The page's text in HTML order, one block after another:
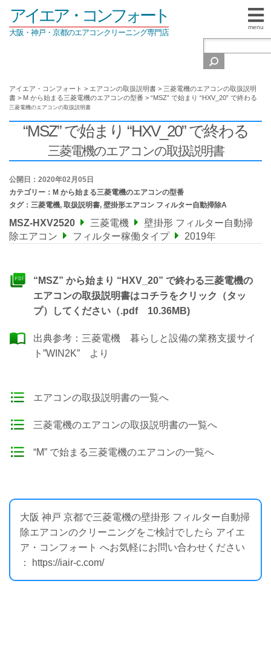
menu
アイエア・コンフォート
大阪・神戸・京都のエアコンクリーニング専門店
アイエア・コンフォート > エアコンの取扱説明書 > 三菱電機のエアコンの取扱説明
書 > M から始まる三菱電機のエアコンの型番 > “MSZ” で始まり “HXV_20” で終わる
三菱電機のエアコンの取扱説明書
“MSZ” で始まり “HXV_20” で終わる
三菱電機のエアコンの取扱説明書
公開日：2020年02月05日
カテゴリー： M から始まる三菱電機のエアコンの型番
タグ： 三菱電機, 取扱説明書, 壁掛形エアコン フィルター自動掃除A
MSZ-HXV2520 三菱電機
壁掛形 フィルター自動掃
除エアコン
フィルター稼働タイプ 2019年
“MSZ” から始まり “HXV_20” で終わる三菱電機の
エアコンの取扱説明書はコチラをクリック（タッ
プ）してください（.pdf 10.36MB)
出典参考： 三菱電機 暮らしと設備の業務支援サイ
ト”WIN2K” より
エアコンの取扱説明書の一覧へ
三菱電機のエアコンの取扱説明書の一覧へ
“M” で始まる三菱電機のエアコンの一覧へ
大阪 神戸 京都で三菱電機の壁掛形 フィルター自動掃
除エアコンのクリーニングをご検討でしたら アイエ
ア・コンフォート へお気軽にお問い合わせください
： https://iair-c.com/